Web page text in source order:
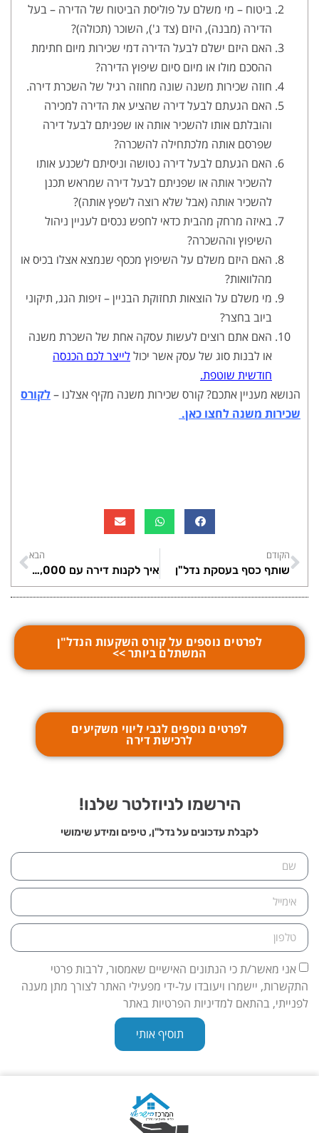
ביטוח – מי משלם על פוליסת הביטוח של הדירה – בעל
הדירה (מבנה), היזם (צד ג'), השוכר (תכולה)?
האם היזם ישלם לבעל הדירה דמי שכירות מיום חתימת
ההסכם מולו או מיום סיום שיפוץ הדירה?
חוזה שכירות משנה שונה מחוזה רגיל של השכרת דירה.
האם הגעתם לבעל דירה שהציע את הדירה למכירה
והובלתם אותו להשכיר אותה או שפניתם לבעל דירה
שפרסם אותה מלכתחילה להשכרה?
האם הגעתם לבעל דירה נטושה וניסיתם לשכנע אותו
להשכיר אותה או שפניתם לבעל דירה שמראש תכנן
להשכיר אותה (אבל שלא רוצה לשפץ אותה)?
באיזה מרחק מהבית כדאי לחפש נכסים לעניין ניהול
השיפוץ וההשכרה?
האם היזם משלם על השיפוץ מכסף שנמצא אצלו בכיס או
מהלוואות?
מי משלם על הוצאות תחזוקת הבניין – זיפות הגג, תיקוני
ביוב בחצר?
האם אתם רוצים לעשות עסקה אחת של השכרת משנה
או לבנות סוג של עסק אשר יכוללייצר לכם הכנסה
חודשית שוטפת.
הנושא מעניין אתכם? קורס שכירות משנה מקיף אצלנו –לקורס
שכירות משנה לחצו כאן.
הקודם
שותף כסף בעסקת נדל"ן
הבא
איך לקנות דירה עם 100,000 ש"ח?
לפרטים נוספים על קורס השקעות הנדל"ן
המשתלם ביותר >>
לפרטים נוספים לגבי ליווי משקיעים
לרכישת דירה
הירשמו לניוזלטר שלנו!
לקבלת עדכונים על נדל"ן, טיפים ומידע שימושי
אני מאשר/ת כי הנתונים האישיים שאמסור, לרבות פרטי
התקשרות, יישמרו ויעובדו על-ידי מפעילי האתר לצורך מתן מענה
לפנייתי, בהתאם למדיניות הפרטיות באתר
תוסיף אותי